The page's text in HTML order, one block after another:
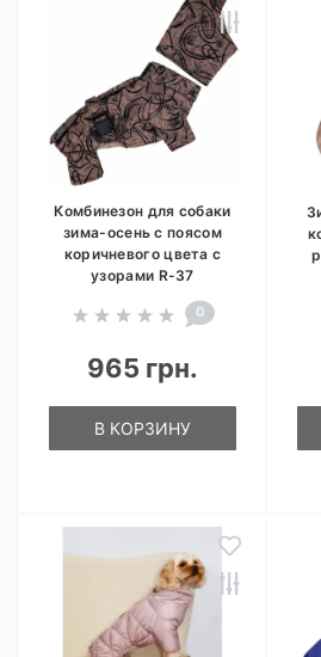
Комбинезон для собаки
зима-осень с поясом
коричневого цвета с
узорами R-37
0
965 грн.
В КОРЗИНУ